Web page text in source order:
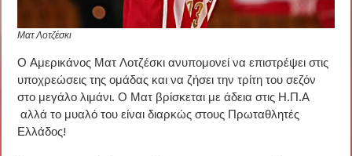
Ματ Λοτζέσκι
Ο Αμερικάνος Ματ Λοτζέσκι ανυπομονεί να επιστρέψει στις
υποχρεώσεις της ομάδας και να ζήσει την τρίτη του σεζόν
στο μεγάλο λιμάνι. Ο Ματ βρίσκεται με άδεια στις Η.Π.Α
αλλά το μυαλό του είναι διαρκώς στους Πρωταθλητές
Ελλάδος!